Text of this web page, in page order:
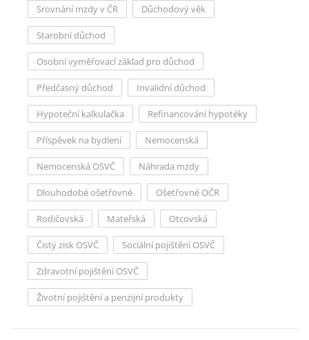
Srovnání mzdy v ČR Důchodový věk
Starobní důchod
Osobní vyměřovací základ pro důchod
Předčasný důchod Invalidní důchod
Hypoteční kalkulačka Refinancování hypotéky
Příspěvek na bydlení Nemocenská
Nemocenská OSVČ Náhrada mzdy
Dlouhodobé ošetřovné Ošetřovné OČR
Rodičovská Mateřská Otcovská
Čistý zisk OSVČ Sociální pojištění OSVČ
Zdravotní pojištění OSVČ
Životní pojištění a penzijní produkty